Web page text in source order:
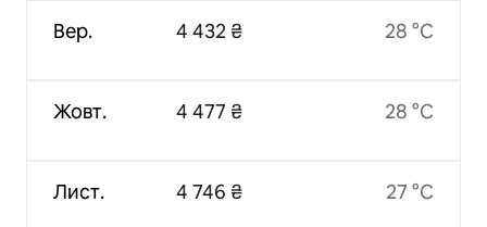
Вер.
Жовт.
Лист.
4 432 ₴
4 477 ₴
4 746 ₴
28 °C
28 °C
27 °C